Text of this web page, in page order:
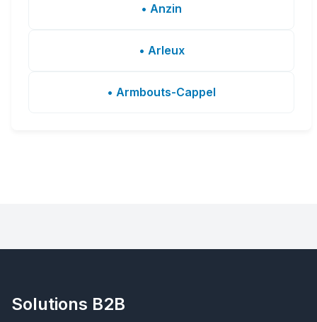
• Anzin
• Arleux
• Armbouts-Cappel
Solutions B2B